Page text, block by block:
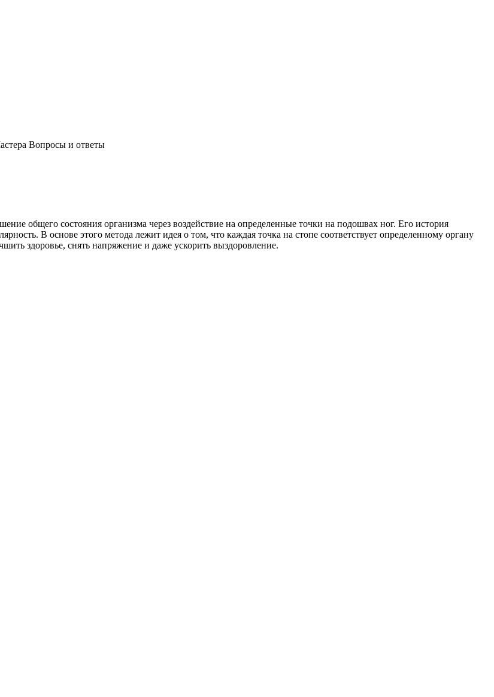
Вопросы и ответы
общего состояния организма через воздействие на определенные точки на подошвах ног. Его история
В основе этого метода лежит идея о том, что каждая точка на стопе соответствует определенному органу
здоровье, снять напряжение и даже ускорить выздоровление.